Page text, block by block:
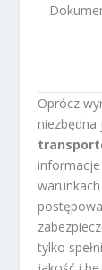
Oprócz
tylko